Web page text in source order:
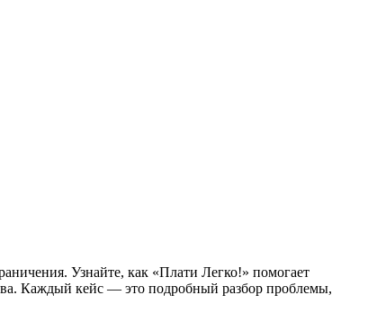
Узнайте, как «Плати Легко!» помогает
Каждый кейс — это подробный разбор проблемы,